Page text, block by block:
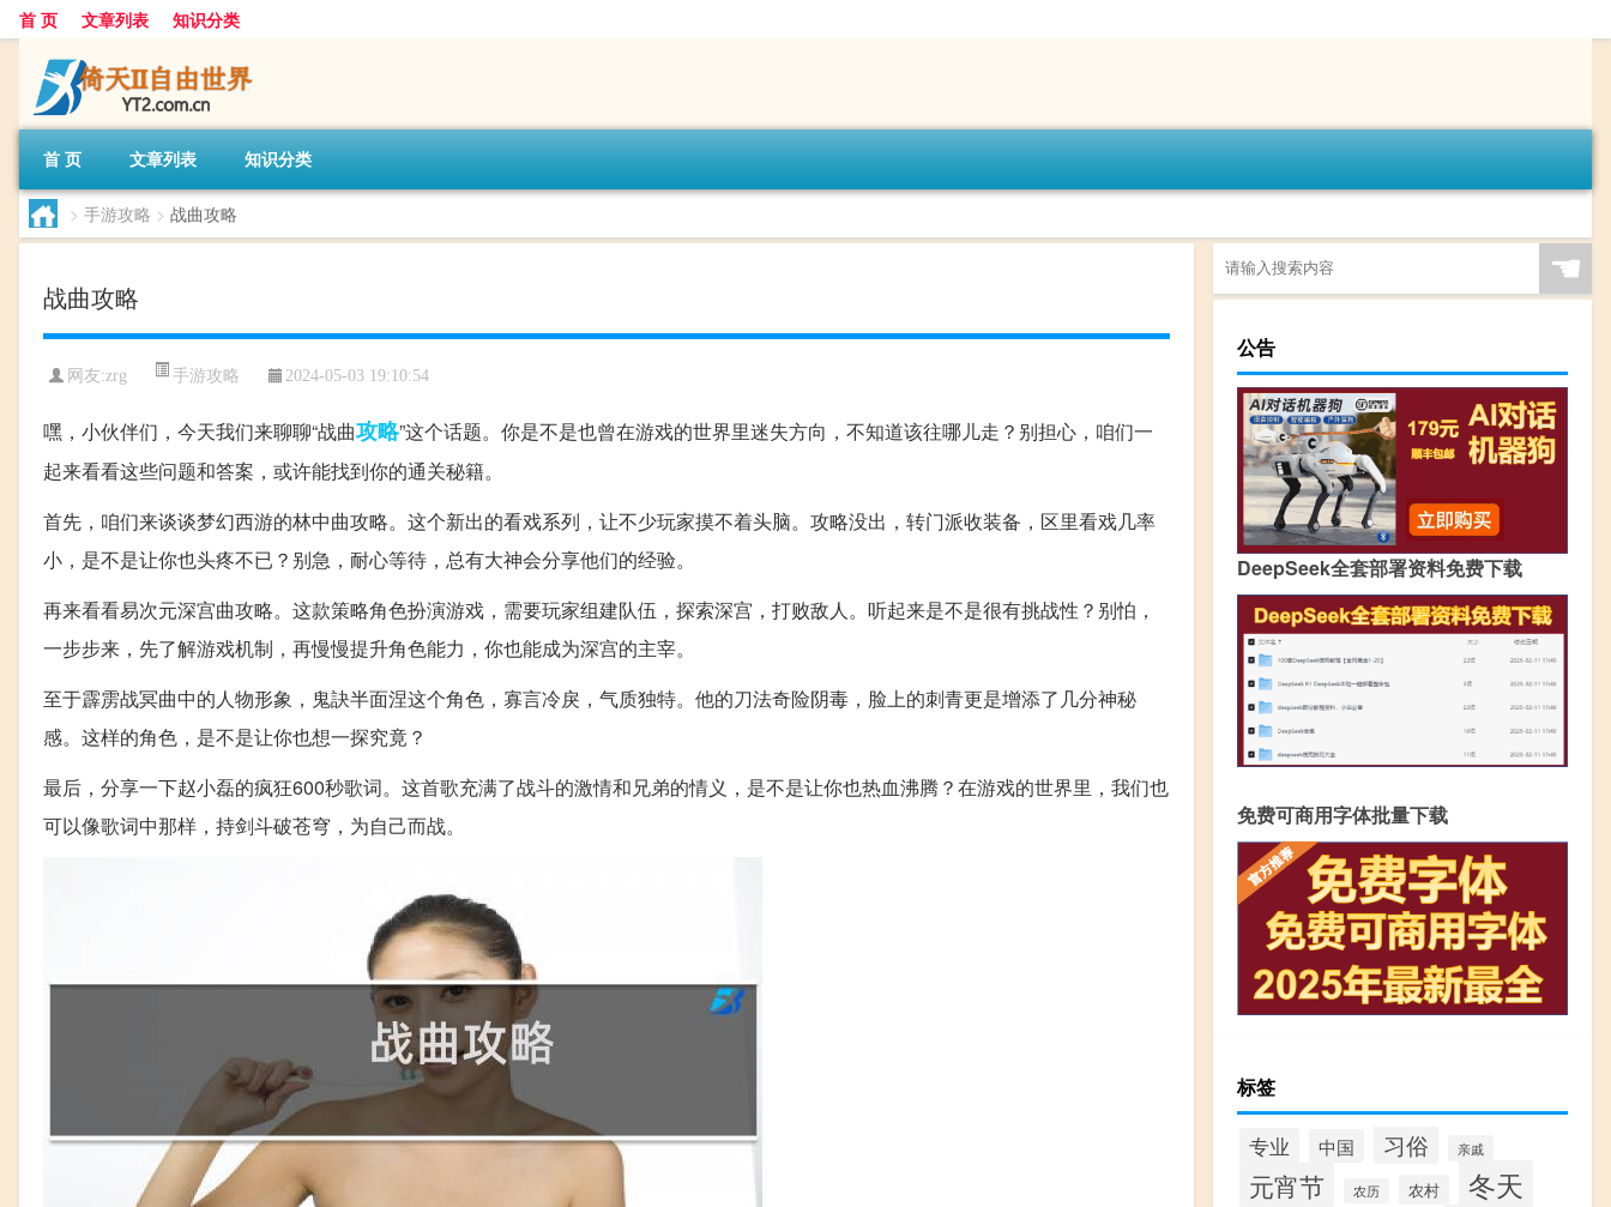
首 页 文章列表 知识分类
首 页 文章列表 知识分类
> 手游攻略 > 战曲攻略
战曲攻略
网友:zrg 手游攻略 2024-05-03 19:10:54
嘿，小伙伴们，今天我们来聊聊“战曲攻略”这个话题。你是不是也曾在游戏的世界里迷失方向，不知道该往哪儿走？别担心，咱们一
起来看看这些问题和答案，或许能找到你的通关秘籍。
首先，咱们来谈谈梦幻西游的林中曲攻略。这个新出的看戏系列，让不少玩家摸不着头脑。攻略没出，转门派收装备，区里看戏几率
小，是不是让你也头疼不已？别急，耐心等待，总有大神会分享他们的经验。
再来看看易次元深宫曲攻略。这款策略角色扮演游戏，需要玩家组建队伍，探索深宫，打败敌人。听起来是不是很有挑战性？别怕，
一步步来，先了解游戏机制，再慢慢提升角色能力，你也能成为深宫的主宰。
至于霹雳战冥曲中的人物形象，鬼訣半面涅这个角色，寡言冷戾，气质独特。他的刀法奇险阴毒，脸上的刺青更是增添了几分神秘
感。这样的角色，是不是让你也想一探究竟？
最后，分享一下赵小磊的疯狂600秒歌词。这首歌充满了战斗的激情和兄弟的情义，是不是让你也热血沸腾？在游戏的世界里，我们也
可以像歌词中那样，持剑斗破苍穹，为自己而战。
☚
公告
DeepSeek全套部署资料免费下载
免费可商用字体批量下载
标签
专业 中国 习俗 亲戚
元宵节 农历 农村 冬天